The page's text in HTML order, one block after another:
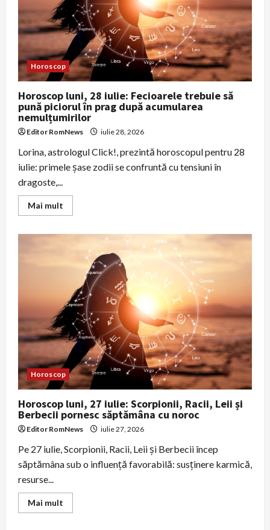
sănătate
şi
finanţe
Horoscop
Horoscop luni, 28 iulie: Fecioarele trebuie să
pună piciorul în prag după acumularea
nemulțumirilor
Editor RomNews iulie 28, 2026
Lorina, astrologul Click!, prezintă horoscopul pentru 28
iulie: primele şase zodii se confruntă cu tensiuni în
dragoste,...
Mai mult
more
Fecioarele
trebuie
pună
piciorul
în
prag
după
acumularea
nemulțumirilor
Horoscop
Horoscop luni, 27 iulie: Scorpionii, Racii, Leii și
Berbecii pornesc săptămâna cu noroc
Editor RomNews iulie 27, 2026
Pe 27 iulie, Scorpionii, Racii, Leii și Berbecii încep
săptămâna sub o influență favorabilă: susținere karmică,
resurse...
Mai mult
more